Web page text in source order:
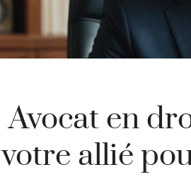
Avocat en
votre allié